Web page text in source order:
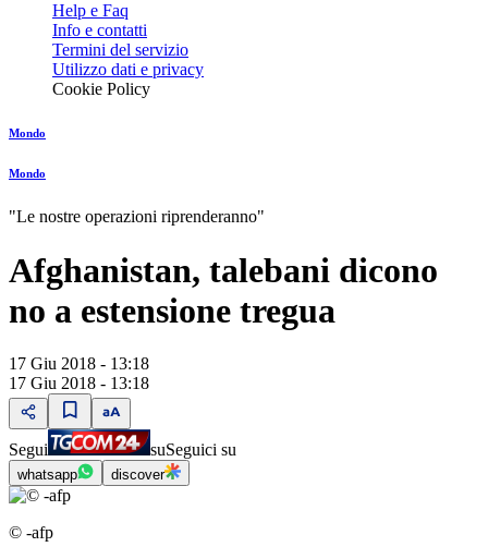
Help e Faq
Info e contatti
Termini del servizio
Utilizzo dati e privacy
Cookie Policy
Mondo
Mondo
"Le nostre operazioni riprenderanno"
Afghanistan, talebani dicono
no a estensione tregua
17 Giu 2018 - 13:18
17 Giu 2018 - 13:18
Segui suSeguici su
whatsapp discover
© -afp